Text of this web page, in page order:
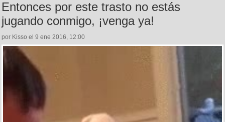
Entonces por este trasto no estás
jugando conmigo, ¡venga ya!
por Kisso el 9 ene 2016, 12:00